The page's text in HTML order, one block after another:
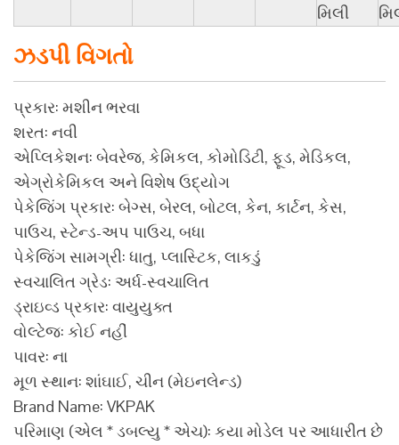
મિલી
ઝડપી વિગતો
પ્રકાર: મશીન ભરવા
શરત: નવી
એપ્લિકેશન: બેવરેજ, કેમિકલ, કોમોડિટી, ફૂડ, મેડિકલ,
એગ્રોકેમિકલ અને વિશેષ ઉદ્યોગ
પેકેજિંગ પ્રકાર: બેગ્સ, બેરલ, બોટલ, કેન, કાર્ટન, કેસ,
પાઉચ, સ્ટેન્ડ-અપ પાઉચ, બધા
પેકેજિંગ સામગ્રી: ધાતુ, પ્લાસ્ટિક, લાકડું
સ્વચાલિત ગ્રેડ: અર્ધ-સ્વચાલિત
ડ્રાઇવ્ડ પ્રકાર: વાયુયુક્ત
વોલ્ટેજ: કોઈ નહીં
પાવર: ના
મૂળ સ્થાન: શાંઘાઈ, ચીન (મેઇનલેન્ડ)
Brand Name: VKPAK
પરિમાણ (એલ * ડબલ્યુ * એચ): કયા મોડેલ પર આધારીત છે